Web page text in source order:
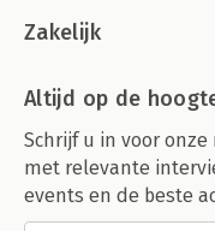
Zakelijk
Altijd op de
Schrijf u in voor
met relevante
events en de beste